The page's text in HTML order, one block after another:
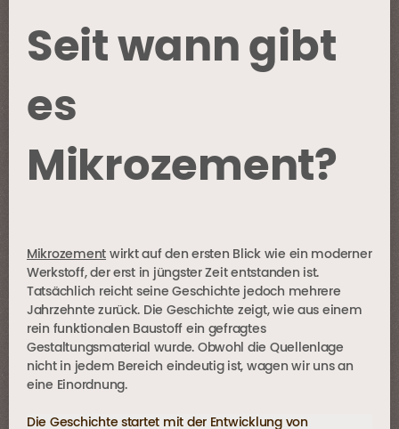
Seit wann gibt
es
Mikrozement?
Mikrozement wirkt auf den ersten Blick wie ein moderner
Werkstoff, der erst in jüngster Zeit entstanden ist.
Tatsächlich reicht seine Geschichte jedoch mehrere
Jahrzehnte zurück. Die Geschichte zeigt, wie aus einem
rein funktionalen Baustoff ein gefragtes
Gestaltungsmaterial wurde. Obwohl die Quellenlage
nicht in jedem Bereich eindeutig ist, wagen wir uns an
eine Einordnung.
Die Geschichte startet mit der Entwicklung von